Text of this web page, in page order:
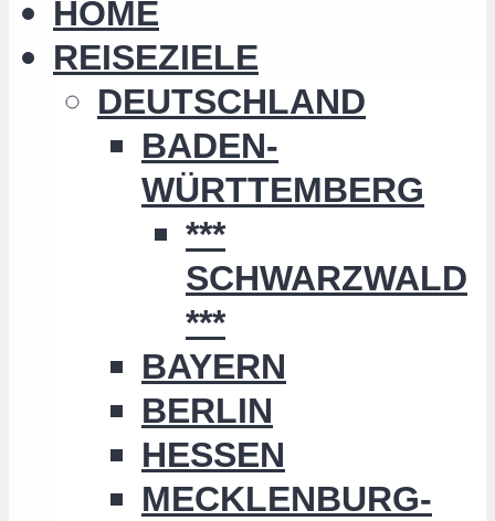
HOME
REISEZIELE
DEUTSCHLAND
BADEN-
WÜRTTEMBERG
***
SCHWARZWALD
***
BAYERN
BERLIN
HESSEN
MECKLENBURG-